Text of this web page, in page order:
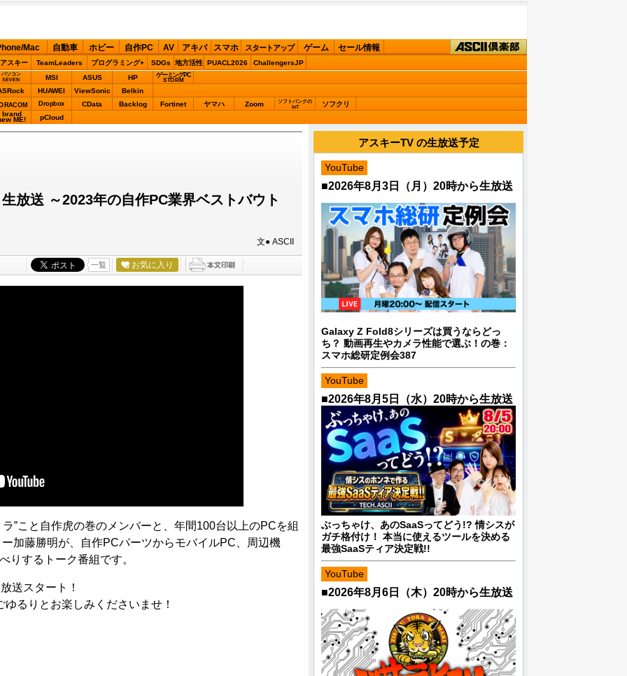
Mac 自動車 ホビー 自作PC AV アキバ スマホ スタートアップ ゲーム セール情報
スキー TeamLeaders プログラミング+ SDGs 地方活性 PUACL2026 ChallengersJP
パソコン
SEVEN
MSI ASUS HP ゲーミングPC
STORM
HUAWEI ViewSonic Belkin
Dropbox CData Backlog Fortinet ヤマハ Zoom
ソフトバンクの
IoT
ソフクリ
brand
ME! pCloud
放送 ～2023年の自作PC業界ベストバウト
文● ASCII
一覧 お気に入り
”こと自作虎の巻のメンバーと、年間100台以上のPCを組
加藤勝明が、自作PCパーツからモバイルPC、周辺機
りするトーク番組です。
送スタート！
るりとお楽しみくださいませ！
アスキーTV の生放送予定
YouTube
■2026年8月3日（月）20時から生放送
Galaxy Z Fold8シリーズは買うならどっ
ち？ 動画再生やカメラ性能で選ぶ！の巻：
スマホ総研定例会387
YouTube
■2026年8月5日（水）20時から生放送
ぶっちゃけ、あのSaaSってどう!? 情シスが
ガチ格付け！ 本当に使えるツールを決める
最強SaaSティア決定戦!!
YouTube
■2026年8月6日（木）20時から生放送